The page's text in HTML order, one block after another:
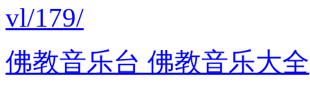
vl/179/
佛教音乐台 佛教音乐大全